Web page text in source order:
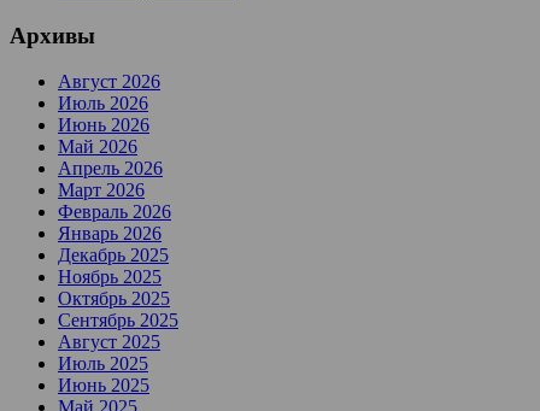
Архивы
Август 2026
Июль 2026
Июнь 2026
Май 2026
Апрель 2026
Март 2026
Февраль 2026
Январь 2026
Декабрь 2025
Ноябрь 2025
Октябрь 2025
Сентябрь 2025
Август 2025
Июль 2025
Июнь 2025